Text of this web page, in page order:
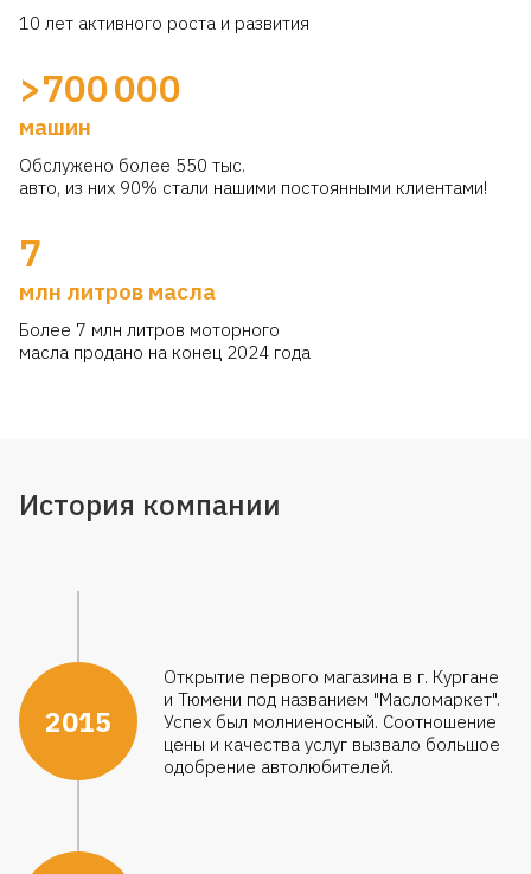
10 лет активного роста и развития
>700 000
машин
Обслужено более 550 тыс.
авто, из них 90% стали нашими постоянными клиентами!
7
млн литров масла
Более 7 млн литров моторного
масла продано на конец 2024 года
История компании
2015
Открытие первого магазина в г. Кургане
и Тюмени под названием "Масломаркет".
Успех был молниеносный. Соотношение
цены и качества услуг вызвало большое
одобрение автолюбителей.